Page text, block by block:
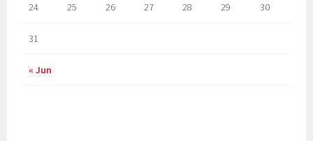
« Jun
24 25 26 27 28 29 30
31